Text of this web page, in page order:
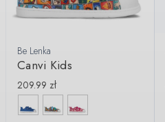
Be Lenka
Canvi Kids
209.99 zł